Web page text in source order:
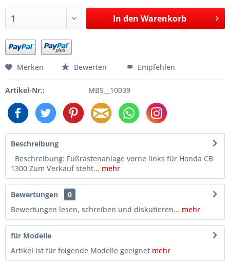
In den Warenkorb
Merken Bewerten Empfehlen
Artikel-Nr.: MBS__10039
Beschreibung
Beschreibung: Fußrastenanlage vorne links für Honda CB
1300 Zum Verkauf steht... mehr
Bewertungen
0
Bewertungen lesen, schreiben und diskutieren... mehr
für Modelle
Artikel ist für folgende Modelle geeignet mehr